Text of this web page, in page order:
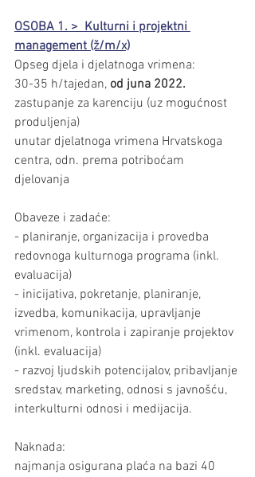
OSOBA 1. >  Kulturni i projektni
management (ž/m/x)
Opseg djela i djelatnoga vrimena:
30-35 h/tajedan, od juna 2022.
zastupanje za karenciju (uz mogućnost
produljenja)
unutar djelatnoga vrimena Hrvatskoga
centra, odn. prema potriboćam
djelovanja
Obaveze i zadaće:
- planiranje, organizacija i provedba
redovnoga kulturnoga programa (inkl.
evaluacija)
- inicijativa, pokretanje, planiranje,
izvedba, komunikacija, upravljanje
vrimenom, kontrola i zapiranje projektov
(inkl. evaluacija)
- razvoj ljudskih potencijalov, pribavljanje
sredstav, marketing, odnosi s javnošću,
interkulturni odnosi i medijacija.
Naknada:
najmanja osigurana plaća na bazi 40